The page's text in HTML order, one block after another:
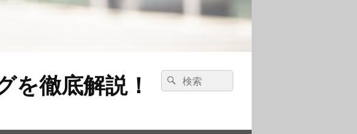
を徹底解説！
検
索:
検
索